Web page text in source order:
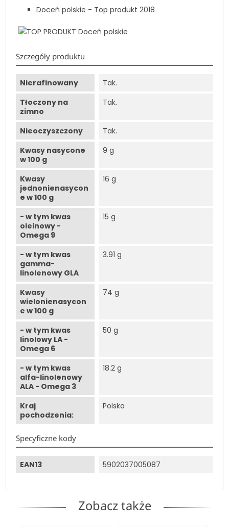
Doceń polskie - Top produkt 2018
Szczegóły produktu
Nierafinowany
Tak.
Tłoczony na
zimno
Tak.
Nieoczyszczony
Tak.
Kwasy nasycone
w 100 g
9 g
Kwasy
jednonienasycon
e w 100 g
16 g
- w tym kwas
oleinowy -
Omega 9
15 g
- w tym kwas
gamma-
linolenowy GLA
3.91 g
Kwasy
wielonienasycon
e w 100 g
74 g
- w tym kwas
linolowy LA -
Omega 6
50 g
- w tym kwas
alfa-linolenowy
ALA - Omega 3
18.2 g
Kraj
pochodzenia:
Polska
Specyficzne kody
EAN13 5902037005087
Zobacz także